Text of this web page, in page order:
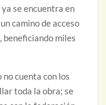
se encuentra en
camino de acceso
beneficiando miles
no cuenta con los
toda la obra; se